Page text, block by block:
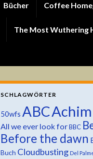
Bücher Coffee
The Most Wuthering
SCHLAGWÖRTER
50wfs ABCAchim
All we ever look forBBC
Before the dawn
Buch Cloudbusting Del